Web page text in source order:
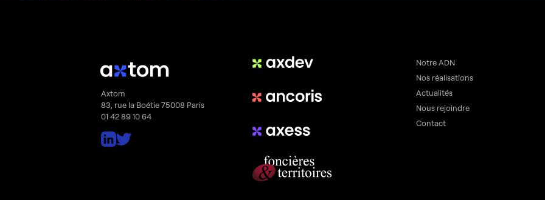
Axtom
83, rue la Boétie 75008 Paris
01 42 89 10 64
Notre ADN
Nos réalisations
Actualités
Nous rejoindre
Contact